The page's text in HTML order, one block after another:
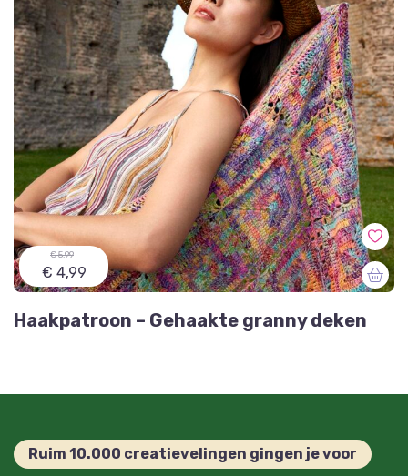
€ 5,99
€ 4,99
Haakpatroon – Gehaakte granny deken
Ruim 10.000 creatievelingen gingen je voor